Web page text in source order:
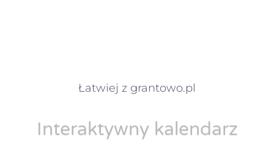
Łatwiej z grantowo.pl
Interaktywny kalendarz